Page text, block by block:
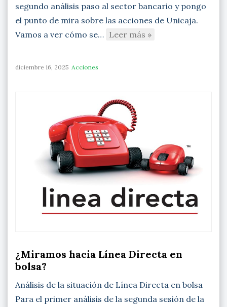
segundo análisis paso al sector bancario y pongo
el punto de mira sobre las acciones de Unicaja.
Vamos a ver cómo se… Leer más »
diciembre 16, 2025 Acciones
¿Miramos hacia Línea Directa en
bolsa?
Análisis de la situación de Línea Directa en bolsa
Para el primer análisis de la segunda sesión de la